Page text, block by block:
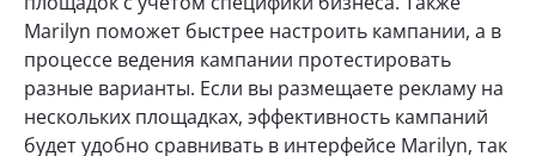
Marilyn поможет быстрее настроить кампании, а в
процессе ведения кампании протестировать
разные варианты. Если вы размещаете рекламу на
нескольких площадках, эффективность кампаний
будет удобно сравнивать в интерфейсе Marilyn, так